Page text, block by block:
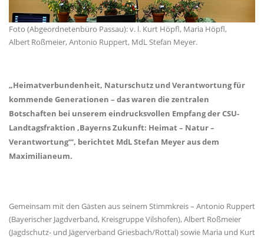
Foto (Abgeordnetenbüro Passau): v. l. Kurt Höpfl, Maria Höpfl,
Albert Roßmeier, Antonio Ruppert, MdL Stefan Meyer.
Heimatverbundenheit, Naturschutz und Verantwortung für
kommende Generationen – das waren die zentralen
Botschaften bei unserem eindrucksvollen Empfang der CSU-
Landtagsfraktion ‚Bayerns Zukunft: Heimat – Natur –
Verantwortung‘“, berichtet MdL Stefan Meyer aus dem
Maximilianeum.
Gemeinsam mit den Gästen aus seinem Stimmkreis – Antonio Ruppert
(Bayerischer Jagdverband, Kreisgruppe Vilshofen), Albert Roßmeier
(Jagdschutz- und Jägerverband Griesbach/Rottal) sowie Maria und Kurt